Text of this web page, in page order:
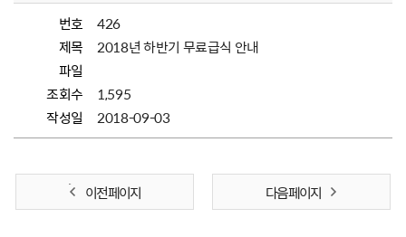
번호
426
제목
2018년 하반기 무료급식 안내
파일
조회수
1,595
작성일
2018-09-03
이전 페이지 다음 페이지